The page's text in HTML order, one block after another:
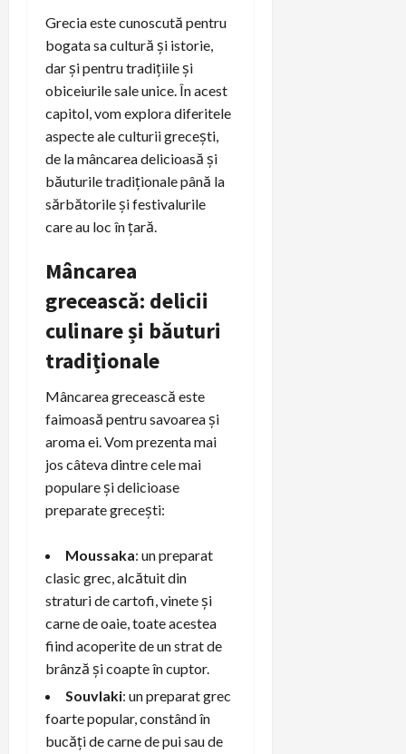
Grecia este cunoscută pentru
bogata sa cultură și istorie,
dar și pentru tradițiile și
obiceiurile sale unice. În acest
capitol, vom explora diferitele
aspecte ale culturii grecești,
de la mâncarea delicioasă și
băuturile tradiționale până la
sărbătorile și festivalurile
care au loc în țară.
Mâncarea
grecească: delicii
culinare și băuturi
tradiționale
Mâncarea grecească este
faimoasă pentru savoarea și
aroma ei. Vom prezenta mai
jos câteva dintre cele mai
populare și delicioase
preparate grecești:
Moussaka: un preparat
clasic grec, alcătuit din
straturi de cartofi, vinete și
carne de oaie, toate acestea
fiind acoperite de un strat de
brânză și coapte în cuptor.
Souvlaki: un preparat grec
foarte popular, constând în
bucăți de carne de pui sau de